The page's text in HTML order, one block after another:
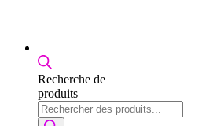
Recherche de
produits